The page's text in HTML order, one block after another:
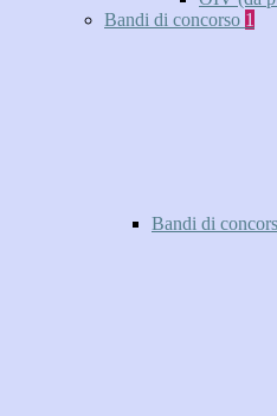
Bandi di concorso 1
Bandi di